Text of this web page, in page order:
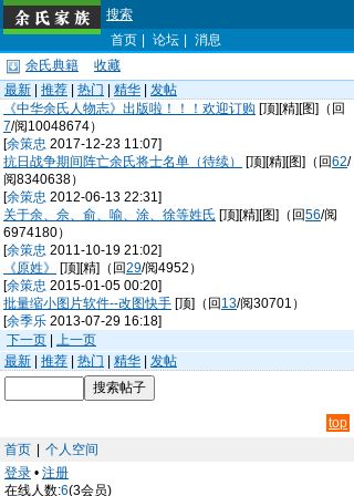
搜索
首页
论坛
消息
余氏典籍
收藏
最新
推荐 热门 精华
发帖
《中华余氏人物志》出版啦！！！欢迎订购 [顶][精][图]（回
7/阅10048674）
[余策忠 2017-12-23 11:07]
抗日战争期间阵亡余氏将士名单（待续）
[顶][精][图]（回62/
阅8340638）
[余策忠 2012-06-13 22:31]
关于余、佘、俞、喻、涂、徐等姓氏 [顶][精][图]（回56/阅
6974180）
[余策忠 2011-10-19 21:02]
《原姓》
[顶][精]（回29/阅4952）
[余策忠 2015-01-05 00:20]
批量缩小图片软件--改图快手 [顶]（回 13/阅30701）
[余季乐 2013-07-29 16:18]
下一页
上一页
最新
推荐 热门 精华 发帖
top
首页
个人空间
登录 • 注册
在线人数:6(3会员)